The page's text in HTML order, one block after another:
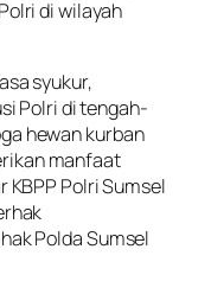
di wilayah
syukur,
Polri di tengah-
hewan kurban
manfaat
Polri Sumsel
Polda Sumsel